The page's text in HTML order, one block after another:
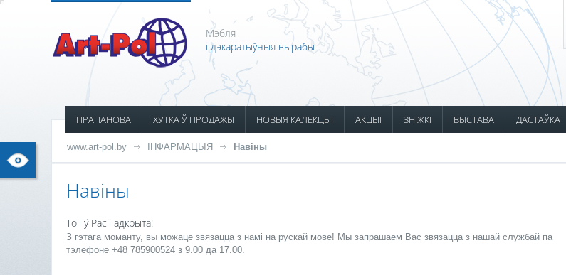
Мэбля
і дэкаратыўныя вырабы
ПРАПАНОВА ХУТКА Ў ПРОДАЖЫ НОВЫЯ КАЛЕКЦЫІ АКЦЫІ ЗНІЖКІ ВЫСТАВА ДАСТАЎКА
www.art-pol.by ІНФАРМАЦЫЯ Навіны
Навіны
Toll ў Расіі адкрыта!
З гэтага моманту, вы можаце звязацца з намі на рускай мове! Мы запрашаем Вас звязацца з нашай службай па
тэлефоне +48 785900524 з 9.00 да 17.00.